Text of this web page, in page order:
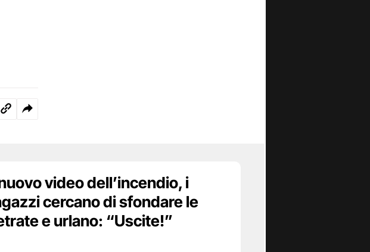
video dell’incendio, i
cercano di sfondare le
e urlano: “Uscite!”